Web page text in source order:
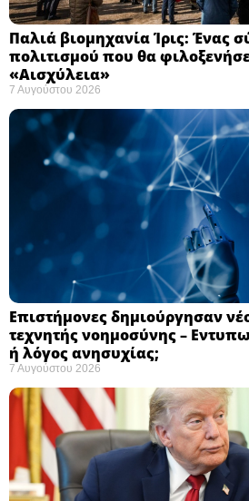
Παλιά βιομηχανία Ίρις: Ένας
πολιτισμού που θα
«Αισχύλεια» ​
7 Αυγούστου 2026
Επιστήμονες δημιούργησαν
τεχνητής νοημοσύνης –
ή λόγος ανησυχίας; ​
7 Αυγούστου 2026